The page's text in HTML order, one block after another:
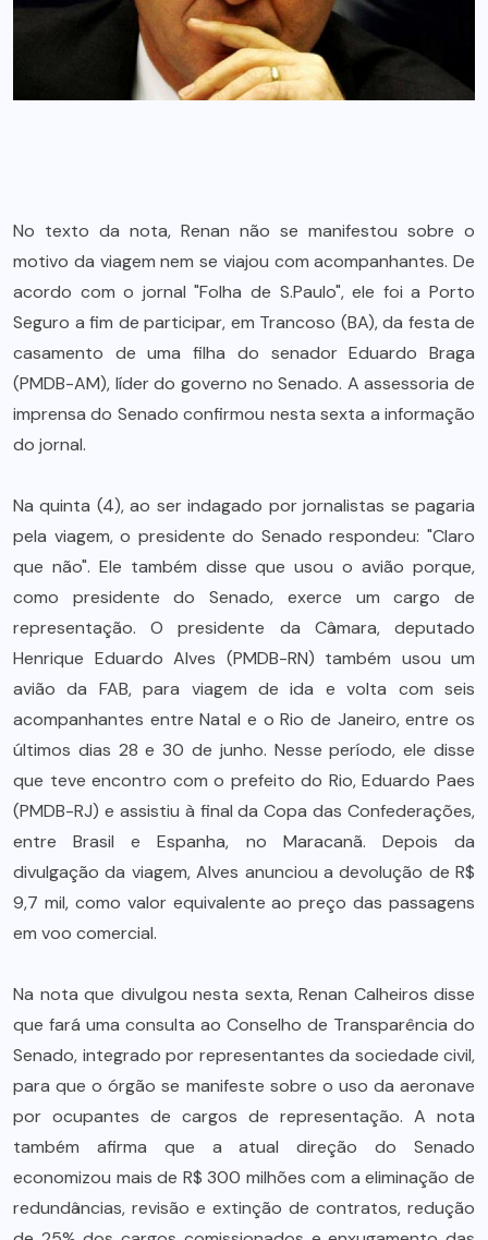
No texto da nota, Renan não se manifestou sobre o
motivo da viagem nem se viajou com acompanhantes. De
acordo com o jornal "Folha de S.Paulo", ele foi a Porto
Seguro a fim de participar, em Trancoso (BA), da festa de
casamento de uma filha do senador Eduardo Braga
(PMDB-AM), líder do governo no Senado. A assessoria de
imprensa do Senado confirmou nesta sexta a informação
do jornal.
Na quinta (4), ao ser indagado por jornalistas se pagaria
pela viagem, o presidente do Senado respondeu: "Claro
que não". Ele também disse que usou o avião porque,
como presidente do Senado, exerce um cargo de
representação. O presidente da Câmara, deputado
Henrique Eduardo Alves (PMDB-RN) também usou um
avião da FAB, para viagem de ida e volta com seis
acompanhantes entre Natal e o Rio de Janeiro, entre os
últimos dias 28 e 30 de junho. Nesse período, ele disse
que teve encontro com o prefeito do Rio, Eduardo Paes
(PMDB-RJ) e assistiu à final da Copa das Confederações,
entre Brasil e Espanha, no Maracanã. Depois da
divulgação da viagem, Alves anunciou a devolução de R$
9,7 mil, como valor equivalente ao preço das passagens
em voo comercial.
Na nota que divulgou nesta sexta, Renan Calheiros disse
que fará uma consulta ao Conselho de Transparência do
Senado, integrado por representantes da sociedade civil,
para que o órgão se manifeste sobre o uso da aeronave
por ocupantes de cargos de representação. A nota
também afirma que a atual direção do Senado
economizou mais de R$ 300 milhões com a eliminação de
redundâncias, revisão e extinção de contratos, redução